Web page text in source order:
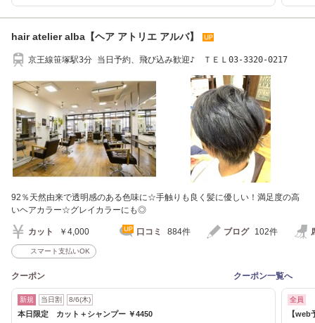
hair atelier alba【ヘア アトリエ アルバ】
京王線笹塚駅3分 当日予約、飛び込み歓迎♪ ＴＥＬ03-3320-0217
92％天然由来で透明感のある色味に☆手触りも良く髪に優しい！満足度の高
いヘアカラー☆グレイカラーにも◎
カット ￥4,000 口コミ 884件 ブログ 102件
スマート支払いOK
クーポン クーポン一覧へ
新規 当日割 8/6(木)
本日限定 カット＋シャンプー ￥4450
全員
【